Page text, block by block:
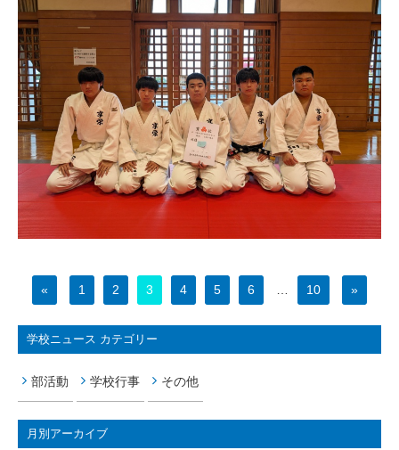
« 1 2 3 4 5 6 10 »
学校ニュース カテゴリー
部活動 学校行事 その他
月別アーカイブ